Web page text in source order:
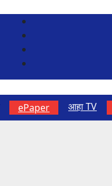
ePaper आहा TV